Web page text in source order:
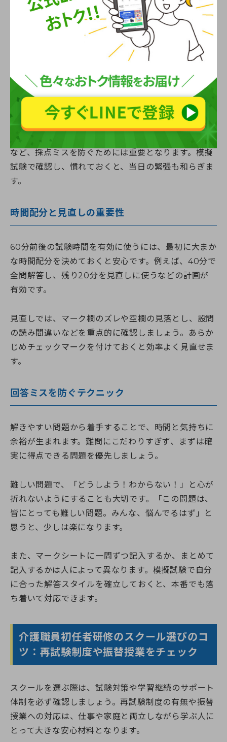
試験当日のポイント：マークシート回答
で気をつけるべきこと
につながります。問題番号とマーク欄が一致している
かを常に確認し、迷った問題も一度はマークして後で
見直す習慣をつけましょう。
濃い鉛筆でしっかり塗る、不要なマークは丁寧に消す
など、採点ミスを防ぐためには重要となります。模擬
試験で確認し、慣れておくと、当日の緊張も和らぎま
す。
時間配分と見直しの重要性
60分前後の試験時間を有効に使うには、最初に大まか
な時間配分を決めておくと安心です。例えば、40分で
全問解答し、残り20分を見直しに使うなどの計画が
有効です。
見直しでは、マーク欄のズレや空欄の見落とし、設問
の読み間違いなどを重点的に確認しましょう。あらか
じめチェックマークを付けておくと効率よく見直せま
す。
回答ミスを防ぐテクニック
解きやすい問題から着手することで、時間と気持ちに
余裕が生まれます。難問にこだわりすぎず、まずは確
実に得点できる問題を優先しましょう。
難しい問題で、「どうしよう！わからない！」と心が
折れないようにすることも大切です。「この問題は、
皆にとっても難しい問題。みんな、悩んでるはず」と
思うと、少しは楽になります。
また、マークシートに一問ずつ記入するか、まとめて
記入するかは人によって異なります。模擬試験で自分
に合った解答スタイルを確立しておくと、本番でも落
ち着いて対応できます。
介護職員初任者研修のスクール選びのコ
ツ：再試験制度や振替授業をチェック
スクールを選ぶ際は、試験対策や学習継続のサポート
体制を必ず確認しましょう。再試験制度の有無や振替
授業への対応は、仕事や家庭と両立しながら学ぶ人に
とって大きな安心材料となります。